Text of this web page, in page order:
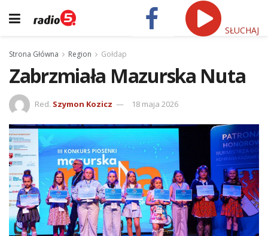
SŁUCHAJ
Strona Główna Region Gołdap
Zabrzmiała Mazurska Nuta
Red. Szymon Kozicz 18 maja 2026